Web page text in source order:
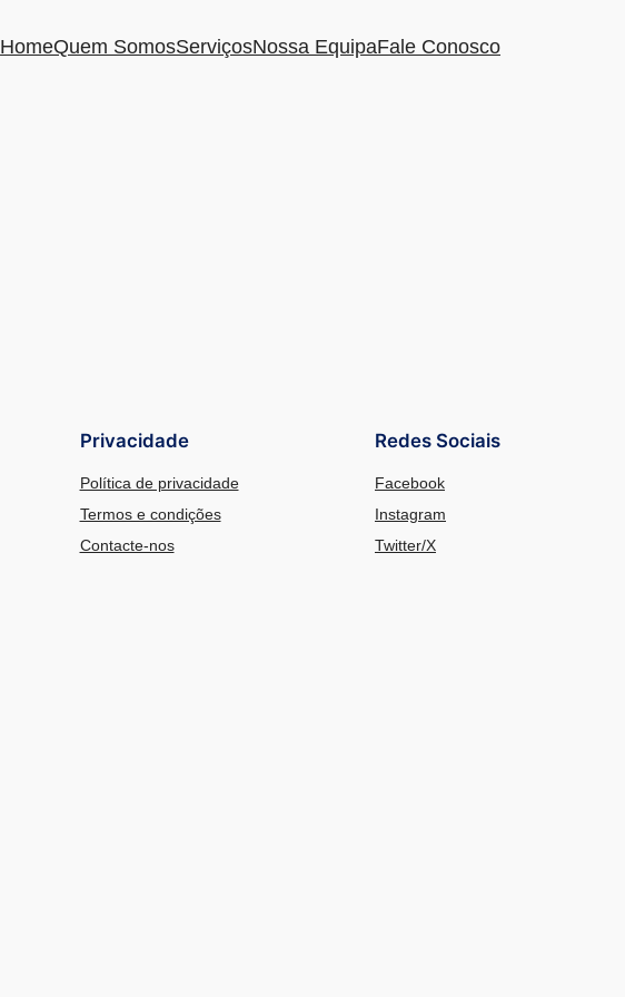
HomeQuem SomosServiçosNossa EquipaFale Conosco
Privacidade
Política de privacidade
Termos e condições
Contacte-nos
Redes Sociais
Facebook
Instagram
Twitter/X